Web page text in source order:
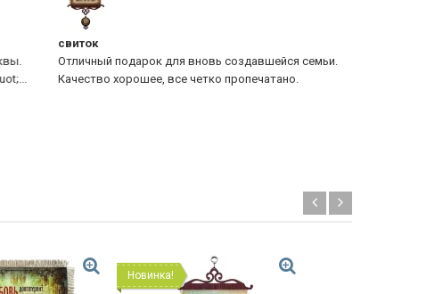
свиток
Отличный подарок для вновь создавшейся семьи.
Качество хорошее, все четко пропечатано.
Новинка!